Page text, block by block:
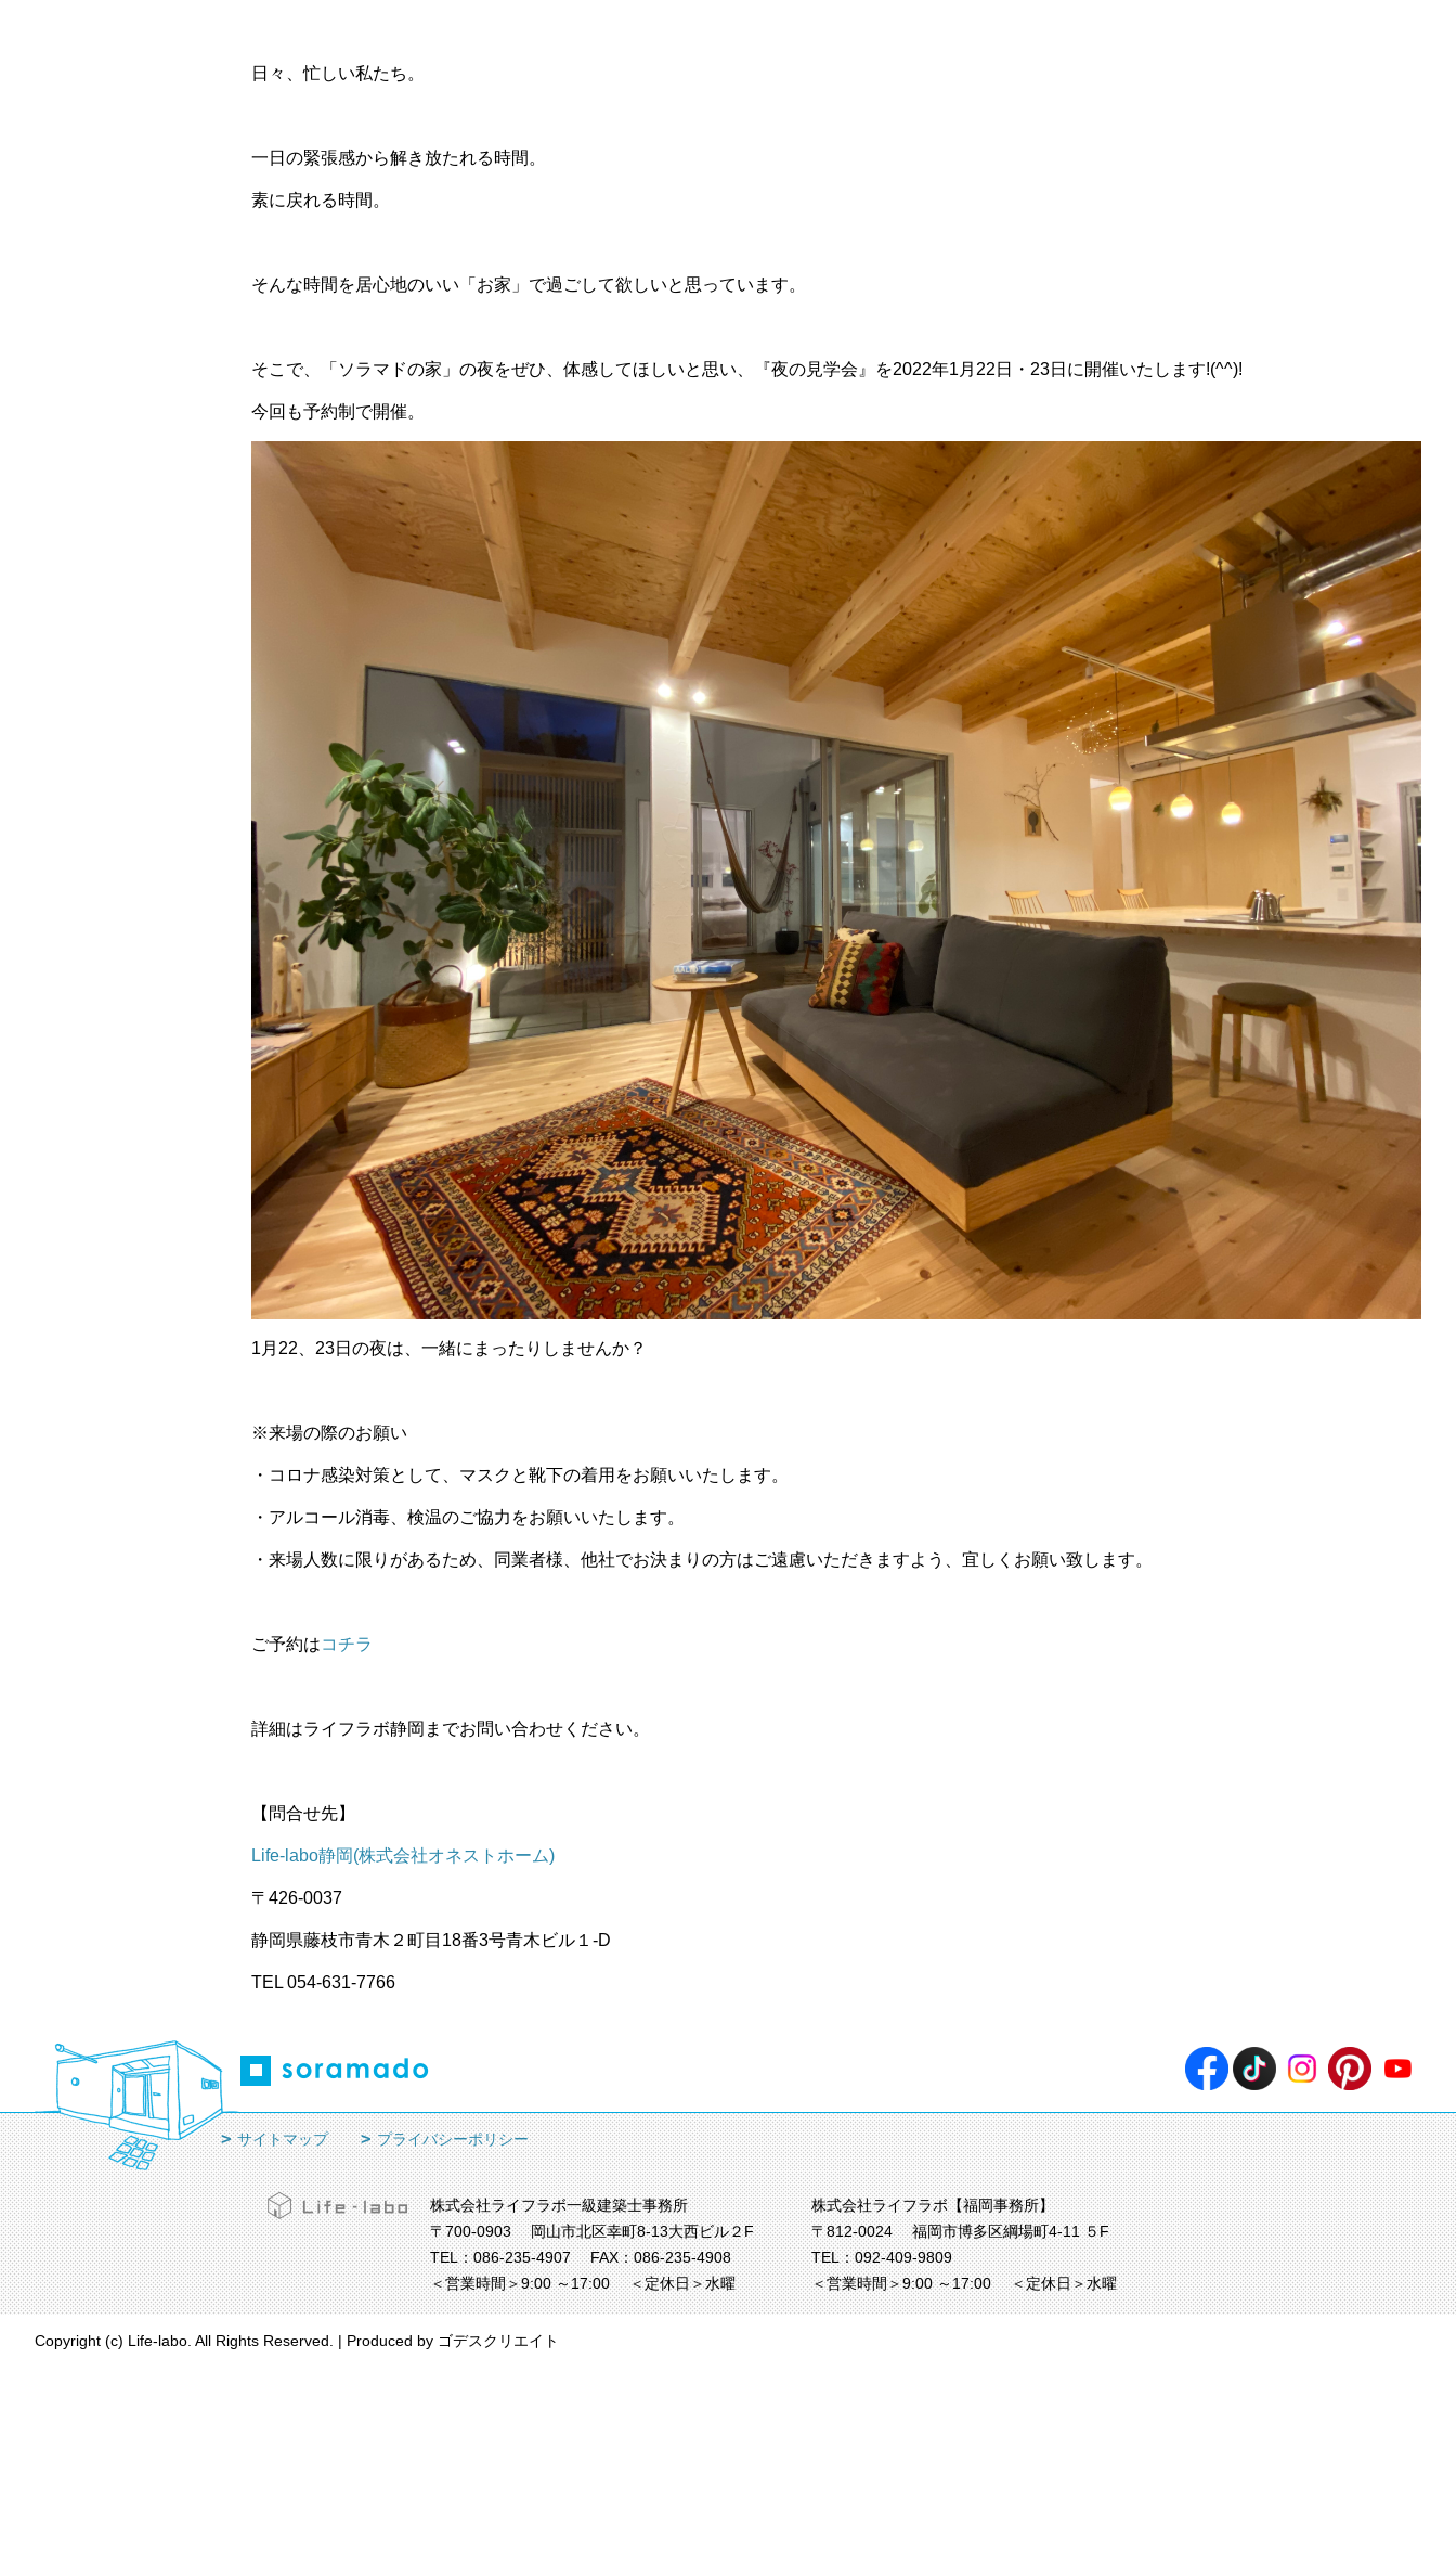
日々、忙しい私たち。
一日の緊張感から解き放たれる時間。
素に戻れる時間。
そんな時間を居心地のいい「お家」で過ごして欲しいと思っています。
そこで、「ソラマドの家」の夜をぜひ、体感してほしいと思い、『夜の見学会』を2022年1月22日・23日に開催いたします!(^^)!
今回も予約制で開催。
1月22、23日の夜は、一緒にまったりしませんか？
※来場の際のお願い
・コロナ感染対策として、マスクと靴下の着用をお願いいたします。
・アルコール消毒、検温のご協力をお願いいたします。
・来場人数に限りがあるため、同業者様、他社でお決まりの方はご遠慮いただきますよう、宜しくお願い致します。
ご予約はコチラ
詳細はライフラボ静岡までお問い合わせください。
【問合せ先】
Life-labo静岡(株式会社オネストホーム)
〒426-0037
静岡県藤枝市青木２町目18番3号青木ビル１-D
TEL 054-631-7766
サイトマップ プライバシーポリシー
株式会社ライフラボ一級建築士事務所
〒700-0903岡山市北区幸町8-13大西ビル２F
TEL：086-235-4907
FAX：086-235-4908
＜営業時間＞9:00 ～17:00＜定休日＞水曜
株式会社ライフラボ【福岡事務所】
〒812-0024福岡市博多区綱場町4-11 ５F
TEL：092-409-9809
＜営業時間＞9:00 ～17:00＜定休日＞水曜
Copyright (c) Life-labo. All Rights Reserved. | Produced by ゴデスクリエイト